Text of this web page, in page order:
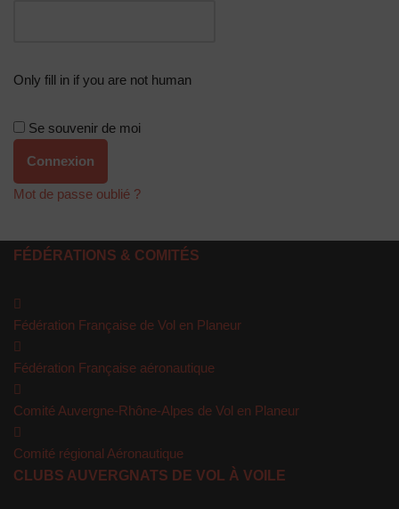
Only fill in if you are not human
Se souvenir de moi
Mot de passe oublié ?
FÉDÉRATIONS & COMITÉS
Fédération Française de Vol en Planeur
Fédération Française aéronautique
Comité Auvergne-Rhône-Alpes de Vol en Planeur
Comité régional Aéronautique
CLUBS AUVERGNATS DE VOL À VOILE